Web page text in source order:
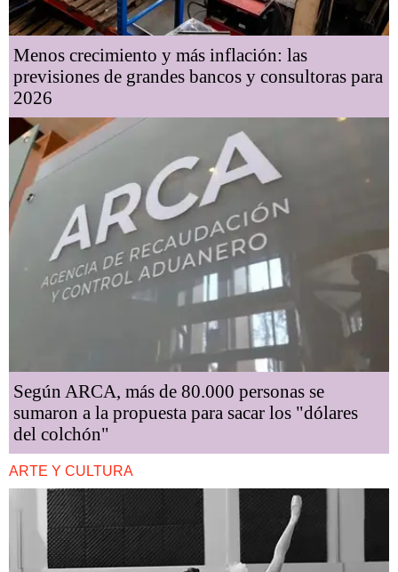
Menos crecimiento y más inflación: las
previsiones de grandes bancos y consultoras para
2026
Según ARCA, más de 80.000 personas se
sumaron a la propuesta para sacar los "dólares
del colchón"
ARTE Y CULTURA